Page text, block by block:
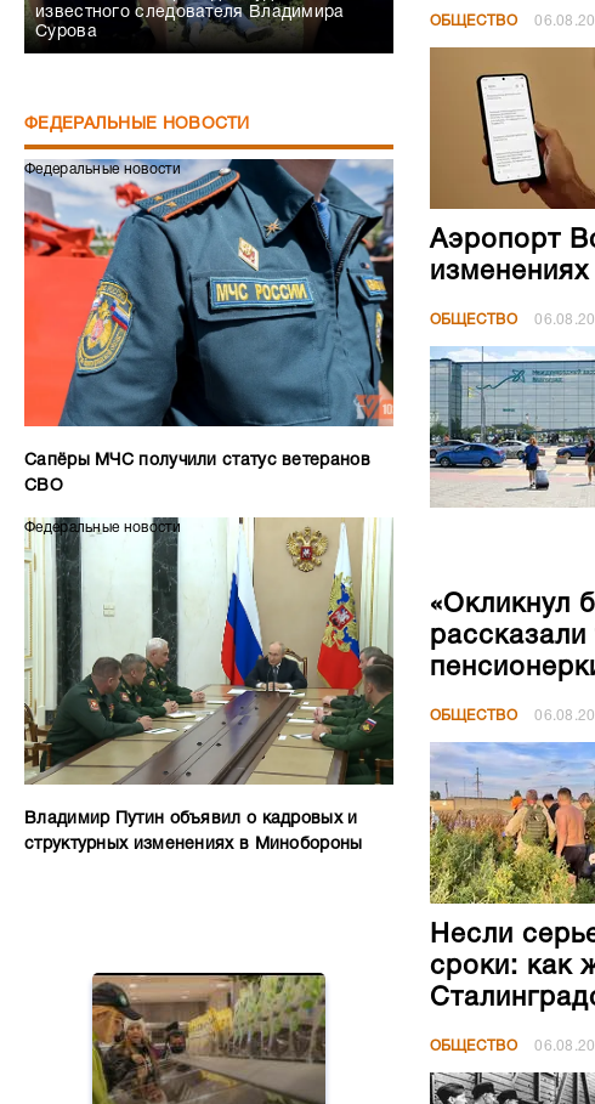
известного следователя Владимира
Сурова
ФЕДЕРАЛЬНЫЕ НОВОСТИ
Федеральные новости
Сапёры МЧС получили статус ветеранов
СВО
Федеральные новости
Владимир Путин объявил о кадровых и
структурных изменениях в Минобороны
ОБЩЕСТВО
Аэропорт
ОБЩЕСТВО
«Окликнул
ОБЩЕСТВО
Несли
сроки: как
ОБЩЕСТВО